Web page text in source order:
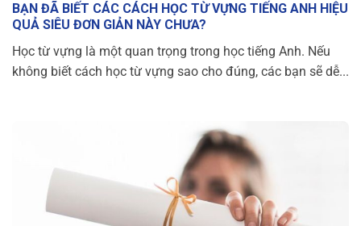
BẠN ĐÃ BIẾT CÁC CÁCH HỌC TỪ VỰNG TIẾNG ANH HIỆU
QUẢ SIÊU ĐƠN GIẢN NÀY CHƯA?
Học từ vựng là một quan trọng trong học tiếng Anh. Nếu
không biết cách học từ vựng sao cho đúng, các bạn sẽ dễ...